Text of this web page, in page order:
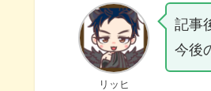
リッヒ
記事
今後